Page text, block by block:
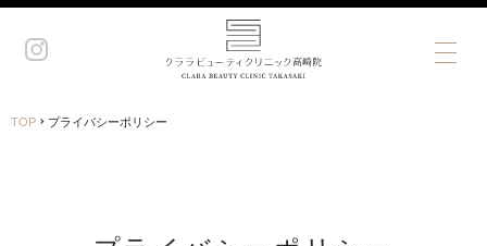
TOP › プライバシーポリシー